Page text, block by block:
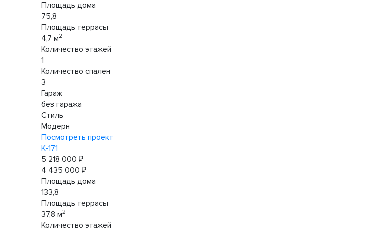
Площадь дома
75,8
Площадь террасы
4,7 м2
Количество этажей
1
Количество спален
3
Гараж
без гаража
Стиль
Модерн
Посмотреть проект
К-171
5 218 000 ₽
4 435 000 ₽
Площадь дома
133,8
Площадь террасы
37,8 м2
Количество этажей